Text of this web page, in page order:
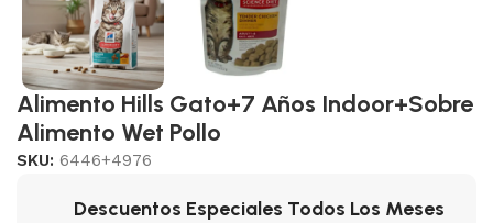
Alimento Hills Gato+7 Años Indoor+Sobre
Alimento Wet Pollo
SKU: 6446+4976
Descuentos Especiales Todos Los Meses